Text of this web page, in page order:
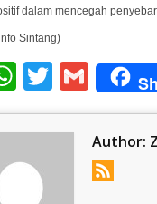
dalam mencegah
Sintang)
WhatsApp
Twitter
Author: